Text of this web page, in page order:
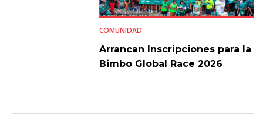
COMUNIDAD
Arrancan Inscripciones para la
Bimbo Global Race 2026